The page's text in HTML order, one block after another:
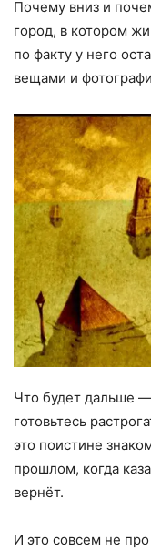
Почему вниз и
город, в котором
по факту у него
вещами и
Что будет дальше
готовьтесь
это поистине
прошлом, когда
вернёт.
И это совсем не